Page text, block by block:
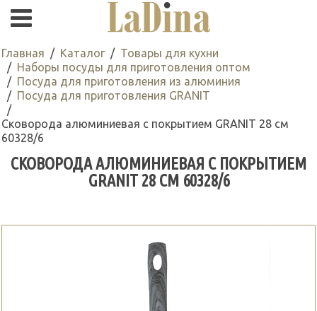
Главная Каталог
Товары для кухни
Наборы посуды для приготовления оптом
Посуда для приготовления из алюминия
Посуда для приготовления GRANIT
Сковорода алюминиевая с покрытием GRANIT 28 см
60328/6
СКОВОРОДА АЛЮМИНИЕВАЯ С ПОКРЫТИЕМ
GRANIT 28 СМ 60328/6